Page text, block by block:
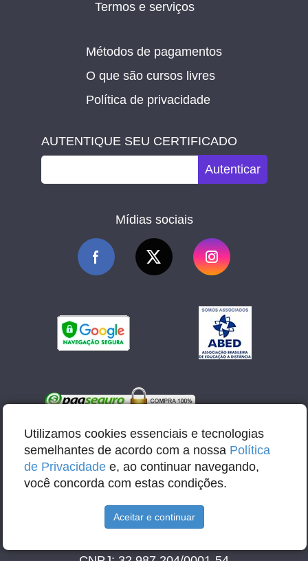
Termos e serviços
Métodos de pagamentos
O que são cursos livres
Política de privacidade
AUTENTIQUE SEU CERTIFICADO
Autenticar
Mídias sociais
E-mail: contato@abbacursos.com.br
Utilizamos cookies essenciais e tecnologias
semelhantes de acordo com a nossa Política
de Privacidade e, ao continuar navegando,
você concorda com estas condições.
Aceitar e continuar